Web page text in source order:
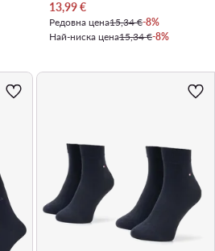
Актуална цена
13,99€
Редовна цена15,34 €-8%
Най-ниска цена15,34 €-8%